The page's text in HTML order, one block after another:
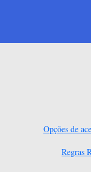
Opções de
Regras